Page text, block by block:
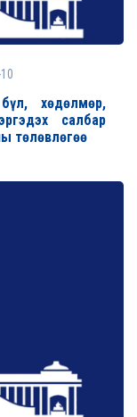
хөдөлмөр,
салбар
төлөвлөгөө